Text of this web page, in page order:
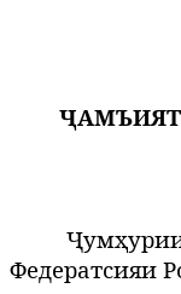
Федератсияи